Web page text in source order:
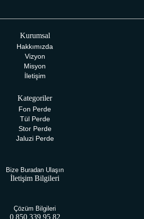
Kurumsal
Hakkımızda
Vizyon
Misyon
İletişim
Kategoriler
Fon Perde
Tül Perde
Stor Perde
Jaluzi Perde
Bize Buradan Ulaşın
İletişim Bilgileri
Çözüm Bilgileri
0 850 339 95 82